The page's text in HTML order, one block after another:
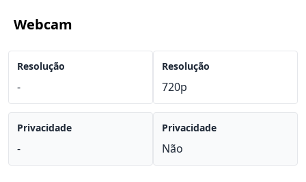
Webcam
Resolução
-
Privacidade
-
Resolução
720p
Privacidade
Não